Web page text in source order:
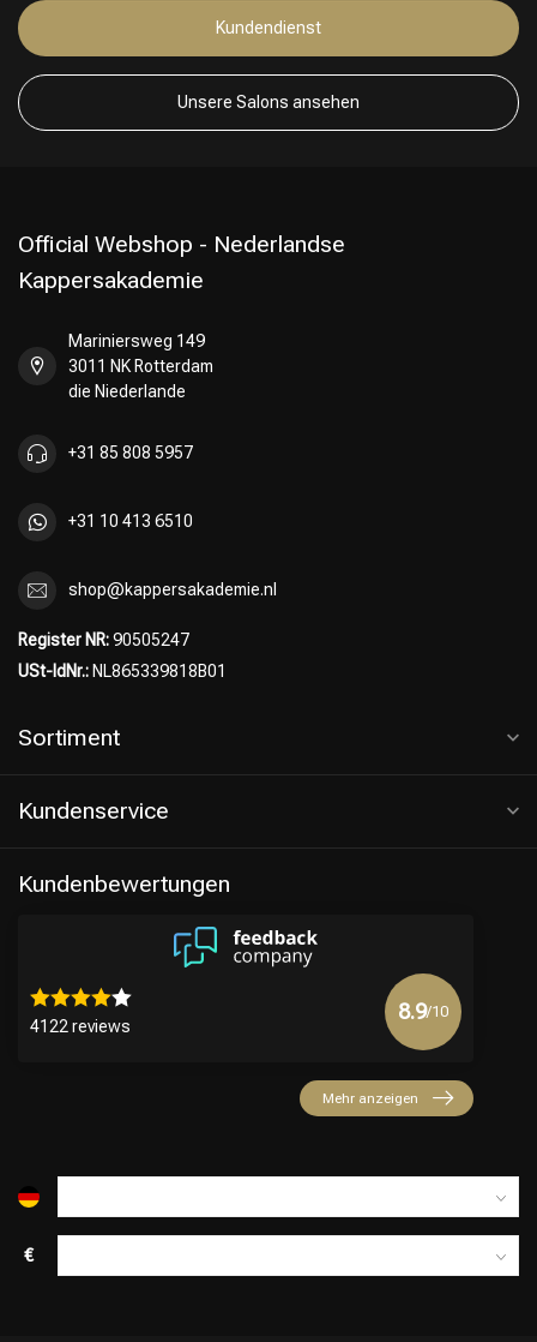
Friseurwahl
Kundendienst
Unsere Salons ansehen
Official Webshop - Nederlandse
Kappersakademie
Mariniersweg 149
3011 NK Rotterdam
die Niederlande
+31 85 808 5957
+31 10 413 6510
shop@kappersakademie.nl
Register NR:90505247
USt-IdNr.: NL865339818B01
Sortiment
Kundenservice
Kundenbewertungen
4122 reviews
8.9/10
Mehr anzeigen
€